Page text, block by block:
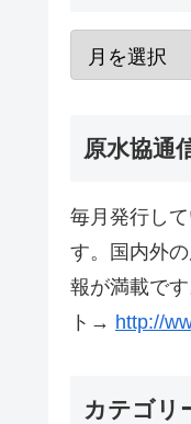
原水協通
毎月発行し
す。国内外
報が満載で
ト→ http://
カテゴリ